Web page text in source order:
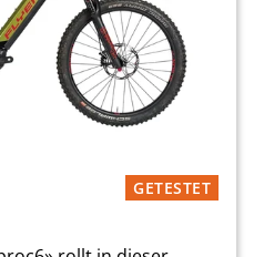
GETESTET